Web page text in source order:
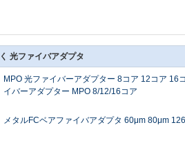
光ファイバアダプタ
MPO 光ファイバーアダプター 8コア 12コア 16
イバーアダプター MPO 8/12/16コア
メタルFCベアファイバアダプタ 60μm 80μm